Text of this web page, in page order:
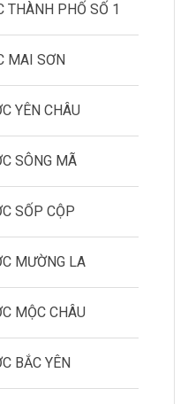
THÀNH PHỐ SỐ 1
MAI SƠN
YÊN CHÂU
SÔNG MÃ
SỐP CỘP
MƯỜNG LA
MỘC CHÂU
BẮC YÊN